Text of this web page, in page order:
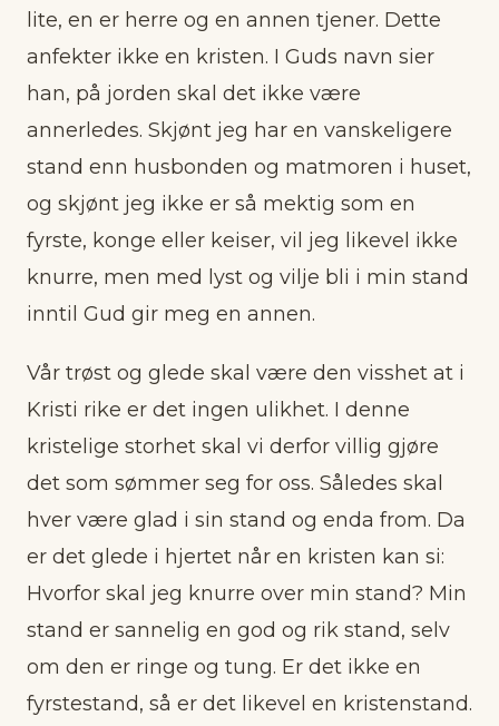
lite, en er herre og en annen tjener. Dette
anfekter ikke en kristen. I Guds navn sier
han, på jorden skal det ikke være
annerledes. Skjønt jeg har en vanskeligere
stand enn husbonden og matmoren i huset,
og skjønt jeg ikke er så mektig som en
fyrste, konge eller keiser, vil jeg likevel ikke
knurre, men med lyst og vilje bli i min stand
inntil Gud gir meg en annen.
Vår trøst og glede skal være den visshet at i
Kristi rike er det ingen ulikhet. I denne
kristelige storhet skal vi derfor villig gjøre
det som sømmer seg for oss. Således skal
hver være glad i sin stand og enda from. Da
er det glede i hjertet når en kristen kan si:
Hvorfor skal jeg knurre over min stand? Min
stand er sannelig en god og rik stand, selv
om den er ringe og tung. Er det ikke en
fyrstestand, så er det likevel en kristenstand.